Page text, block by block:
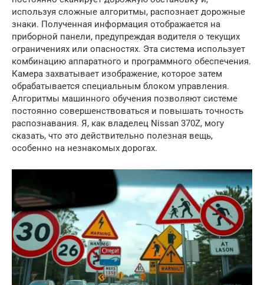
используя сложные алгоритмы, распознает дорожные
знаки. Полученная информация отображается на
приборной панели, предупреждая водителя о текущих
ограничениях или опасностях. Эта система использует
комбинацию аппаратного и программного обеспечения.
Камера захватывает изображение, которое затем
обрабатывается специальным блоком управления.
Алгоритмы машинного обучения позволяют системе
постоянно совершенствоваться и повышать точность
распознавания. Я, как владелец Nissan 370Z, могу
сказать, что это действительно полезная вещь,
особенно на незнакомых дорогах.